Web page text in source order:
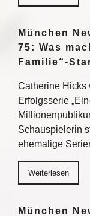
München
75: Was
Familie“-
Catherine Hicks
Erfolgsserie
Schauspielerin
ehemalige
Weiterlesen
München